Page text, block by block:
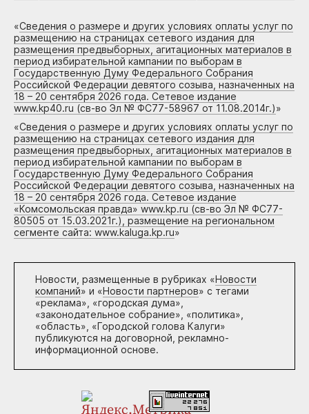
«Сведения о размере и других условиях оплаты услуг по
размещению на страницах сетевого издания для
размещения предвыборных, агитационных материалов в
период избирательной кампании по выборам в
Государственную Думу Федерального Собрания
Российской Федерации девятого созыва, назначенных на
18 – 20 сентября 2026 года. Сетевое издание
www.kp40.ru (св-во Эл № ФС77-58967 от 11.08.2014г.)»
«Сведения о размере и других условиях оплаты услуг по
размещению на страницах сетевого издания для
размещения предвыборных, агитационных материалов в
период избирательной кампании по выборам в
Государственную Думу Федерального Собрания
Российской Федерации девятого созыва, назначенных на
18 – 20 сентября 2026 года. Сетевое издание
«Комсомольская правда» www.kp.ru (св-во Эл № ФС77-
80505 от 15.03.2021г.), размещение на региональном
сегменте сайта: www.kaluga.kp.ru»
Новости, размещенные в рубриках «Новости
компаний» и «Новости партнеров» с тегами
«реклама», «городская дума»,
«законодательное собрание», «политика»,
«область», «Городской голова Калуги»
публикуются на договорной, рекламно-
информационной основе.